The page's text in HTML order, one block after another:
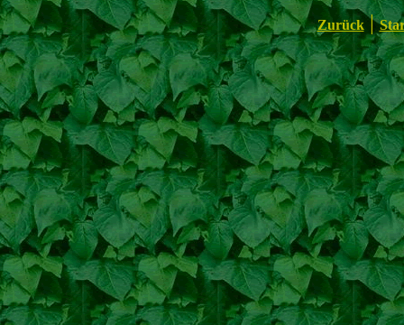
Zurück |